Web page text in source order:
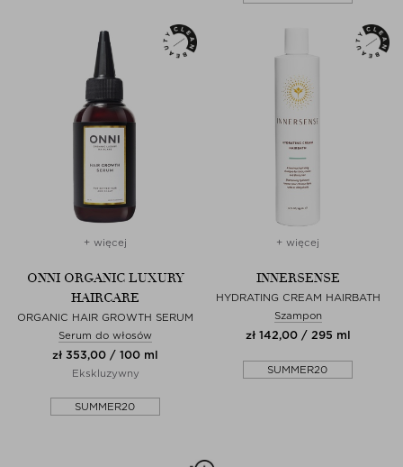
+ więcej
ONNI ORGANIC LUXURY
HAIRCARE
ORGANIC HAIR GROWTH SERUM
Serum do włosów
zł 353,00 / 100 ml
Ekskluzywny
SUMMER20
+ więcej
INNERSENSE
HYDRATING CREAM HAIRBATH
Szampon
zł 142,00 / 295 ml
SUMMER20